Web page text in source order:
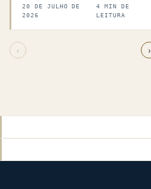
20 DE JULHO DE
2026
4 MIN DE
LEITURA
‹ ›